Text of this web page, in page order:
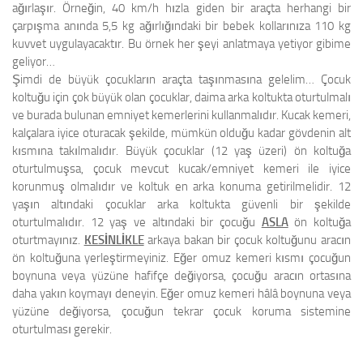
ağırlaşır. Örneğin, 40 km/h hızla giden bir araçta herhangi bir
çarpışma anında 5,5 kg ağırlığındaki bir bebek kollarınıza 110 kg
kuvvet uygulayacaktır. Bu örnek her şeyi anlatmaya yetiyor gibime
geliyor…
Şimdi de büyük çocukların araçta taşınmasına gelelim… Çocuk
koltuğu için çok büyük olan çocuklar, daima arka koltukta oturtulmalı
ve burada bulunan emniyet kemerlerini kullanmalıdır. Kucak kemeri,
kalçalara iyice oturacak şekilde, mümkün olduğu kadar gövdenin alt
kısmına takılmalıdır. Büyük çocuklar (12 yaş üzeri) ön koltuğa
oturtulmuşsa, çocuk mevcut kucak/emniyet kemeri ile iyice
korunmuş olmalıdır ve koltuk en arka konuma getirilmelidir. 12
yaşın altındaki çocuklar arka koltukta güvenli bir şekilde
oturtulmalıdır. 12 yaş ve altındaki bir çocuğu ASLA ön koltuğa
oturtmayınız. KESİNLİKLE arkaya bakan bir çocuk koltuğunu aracın
ön koltuğuna yerleştirmeyiniz. Eğer omuz kemeri kısmı çocuğun
boynuna veya yüzüne hafifçe değiyorsa, çocuğu aracın ortasına
daha yakın koymayı deneyin. Eğer omuz kemeri hâlâ boynuna veya
yüzüne değiyorsa, çocuğun tekrar çocuk koruma sistemine
oturtulması gerekir.